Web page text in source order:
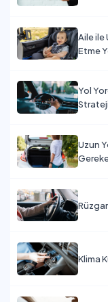
Aile ile
Etme
Yol
Uzun
Klima